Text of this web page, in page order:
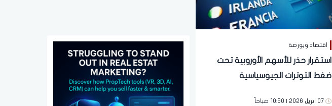
اقتصاد وبورصة
استقرار حذر للأسهم الأوروبية تحت
ضغط التوترات الجيوسياسية
07 ابريل 2026 | 10:50 صباحاً